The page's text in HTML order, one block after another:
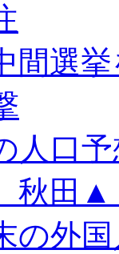
間選
人口
秋田▲
の外